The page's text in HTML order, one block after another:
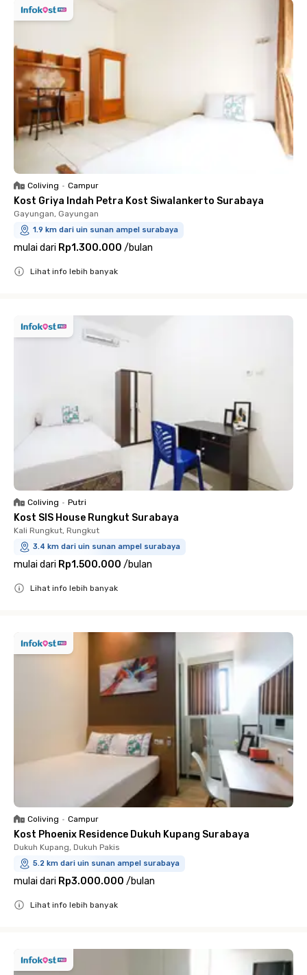
Coliving • Campur
Kost Griya Indah Petra Kost Siwalankerto Surabaya
Gayungan, Gayungan
1.9 km dari uin sunan ampel surabaya
mulai dari Rp1.300.000 /bulan
Lihat info lebih banyak
Coliving • Putri
Kost SIS House Rungkut Surabaya
Kali Rungkut, Rungkut
3.4 km dari uin sunan ampel surabaya
mulai dari Rp1.500.000 /bulan
Lihat info lebih banyak
Coliving • Campur
Kost Phoenix Residence Dukuh Kupang Surabaya
Dukuh Kupang, Dukuh Pakis
5.2 km dari uin sunan ampel surabaya
mulai dari Rp3.000.000 /bulan
Lihat info lebih banyak